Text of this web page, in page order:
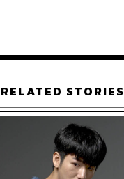
หนุ่ม-สันติสุข พรหมศิริ
RELATED STORIES